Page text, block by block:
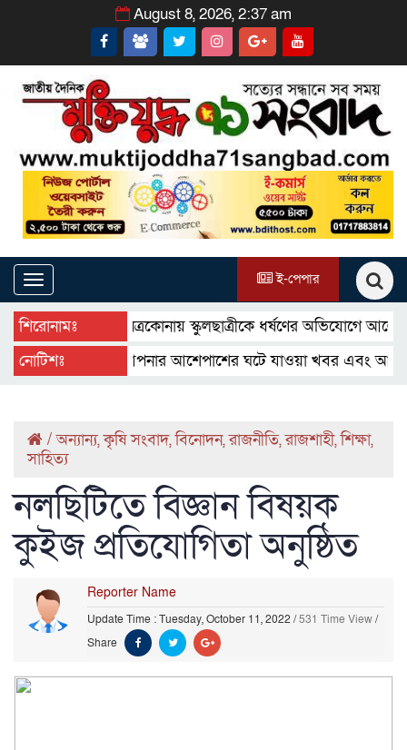
August 8, 2026, 2:37 am
Toggle
navigation
ই-পেপার
শিরোনামঃ
নেত্রকোনায় স্কুলছাত্রীকে ধর্ষণের অভিযোগে আলোচিত
নোটিশঃ
আপনার আশেপাশের ঘটে যাওয়া খবর এবং আপনার
/অন্যান্য,কৃষি সংবাদ,বিনোদন,রাজনীতি,রাজশাহী,শিক্ষা,
সাহিত্য
নলছিটিতে বিজ্ঞান বিষয়ক
কুইজ প্রতিযোগিতা অনুষ্ঠিত
Reporter Name
Update Time : Tuesday, October 11, 2022 /531 Time View/
Share